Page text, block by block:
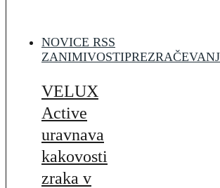
NOVICE RSS
ZANIMIVOSTI
VELUX
Active
uravnava
kakovosti
zraka v